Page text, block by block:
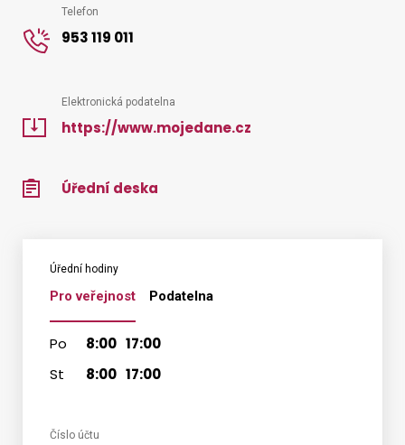
Telefon
953 119 011
Elektronická podatelna
https://www.mojedane.cz
Úřední deska
Číslo účtu
Úřední hodiny
Pro veřejnost Podatelna
Po 8:00 17:00
St
8:00 17:00